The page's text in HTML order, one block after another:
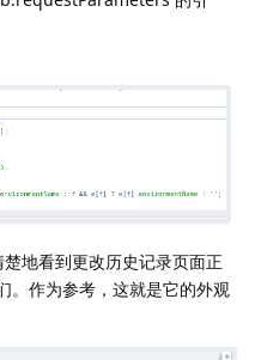
地看到更改历史记录页面正
。作为参考，这就是它的外观